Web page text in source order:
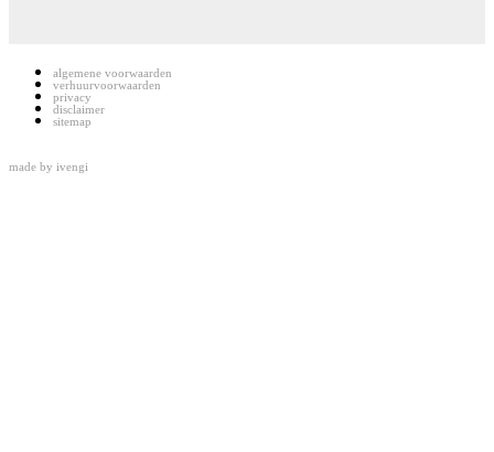
algemene voorwaarden
verhuurvoorwaarden
privacy
disclaimer
sitemap
made by ivengi